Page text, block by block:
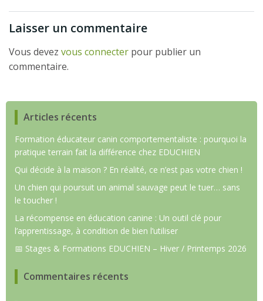
Laisser un commentaire
Vous devez vous connecter pour publier un
commentaire.
Articles récents
Formation éducateur canin comportementaliste : pourquoi la
pratique terrain fait la différence chez EDUCHIEN
Qui décide à la maison ? En réalité, ce n’est pas votre chien !
Un chien qui poursuit un animal sauvage peut le tuer… sans
le toucher !
La récompense en éducation canine : Un outil clé pour
l’apprentissage, à condition de bien l’utiliser
📅 Stages & Formations EDUCHIEN – Hiver / Printemps 2026
Commentaires récents